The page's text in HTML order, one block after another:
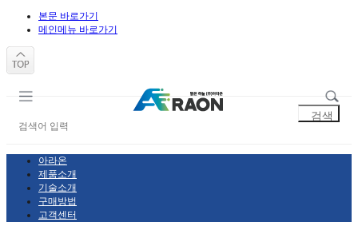
본문 바로가기
메인메뉴 바로가기
아라온
제품소개
기술소개
구매방법
고객센터